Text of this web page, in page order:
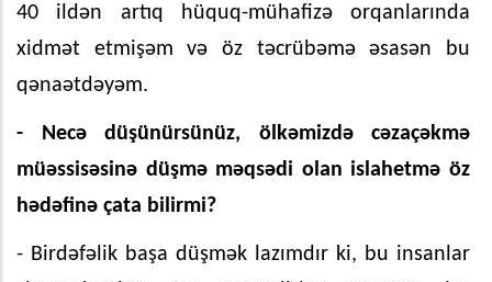
40 ildən artıq hüquq-mühafizə orqanlarında
xidmət etmişəm və öz təcrübəmə əsasən bu
qənaətdəyəm.
- Necə düşünürsünüz, ölkəmizdə cəzaçəkmə
müəssisəsinə düşmə məqsədi olan islahetmə öz
hədəfinə çata bilirmi?
- Birdəfəlik başa düşmək lazımdır ki, bu insanlar